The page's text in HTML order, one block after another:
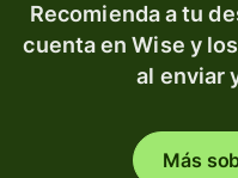
Recomienda a tu
cuenta en Wise y
al enviar
Más